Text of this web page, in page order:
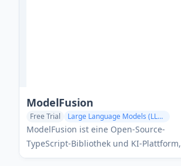
ModelFusion
Free Trial
Large Language Models (LLMs)
AI Developer Tools
AI Tools Directory
ModelFusion ist eine Open-Source-
TypeScript-Bibliothek und KI-Plattform,
die eine einheitliche API für die